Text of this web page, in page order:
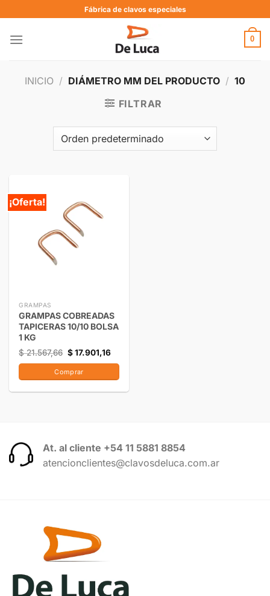
Fábrica de clavos especiales
0
INICIO / DIÁMETRO MM DEL PRODUCTO / 10
FILTRAR
¡Oferta!
GRAMPAS
GRAMPAS COBREADAS
TAPICERAS 10/10 BOLSA
1 KG
$21.567,66 $17.901,16
Comprar
At. al cliente +54 11 5881 8854
atencionclientes@clavosdeluca.com.ar